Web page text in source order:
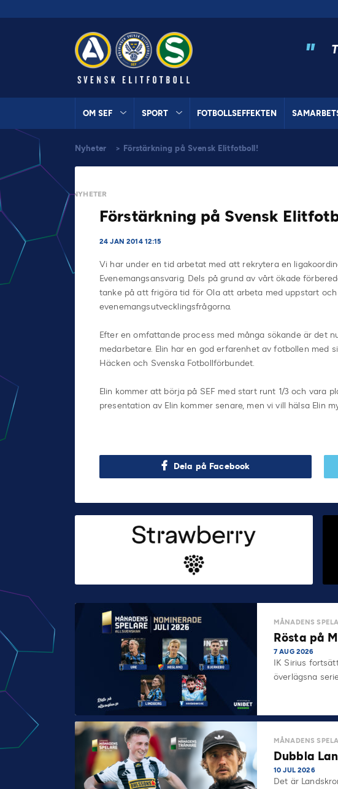
"
OM SEF SPORT FOTBOLLSEFFEKTEN
Nyheter > Förstärkning på Svensk Elitfotboll!
NYHETER
Förstärkning på Svensk
24 JAN 2014 12:15
Vi har under en tid arbetat med att rekrytera en
Evenemangsansvarig. Dels på grund av vårt ökade
tanke på att frigöra tid för Ola att arbeta med uppstart
evenemangsutvecklingsfrågorna.
Efter en omfattande process med många sökande är det
medarbetare. Elin har en god erfarenhet av fotbollen med
Häcken och Svenska Fotbollförbundet.
Elin kommer att börja på SEF med start runt 1/3 och vara
presentation av Elin kommer senare, men vi vill hälsa Elin
Dela på Facebook
MÅNADENS
Rösta på
7 AUG 2026
IK Sirius
överlägsna
MÅNADENS
Dubbla
10 JUL 2026
Det är